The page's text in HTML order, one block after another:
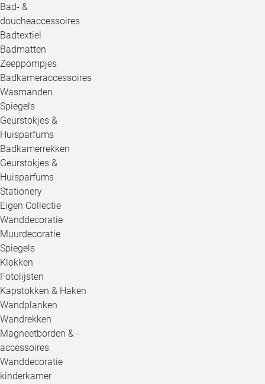
Bad- &
doucheaccessoires
Badtextiel
Badmatten
Zeeppompjes
Badkameraccessoires
Wasmanden
Spiegels
Geurstokjes &
Huisparfums
Badkamerrekken
Geurstokjes &
Huisparfums
Stationery
Eigen Collectie
Wanddecoratie
Muurdecoratie
Spiegels
Klokken
Fotolijsten
Kapstokken & Haken
Wandplanken
Wandrekken
Magneetborden & -
accessoires
Wanddecoratie
kinderkamer